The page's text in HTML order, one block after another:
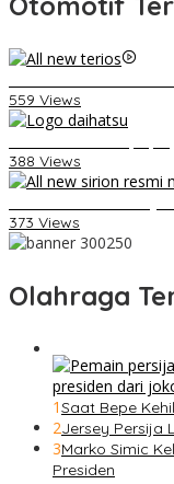
559 Views
388 Views
373 Views
Olahraga
1Saat Bepe
2Jersey Persija
3Marko Simic
Presiden